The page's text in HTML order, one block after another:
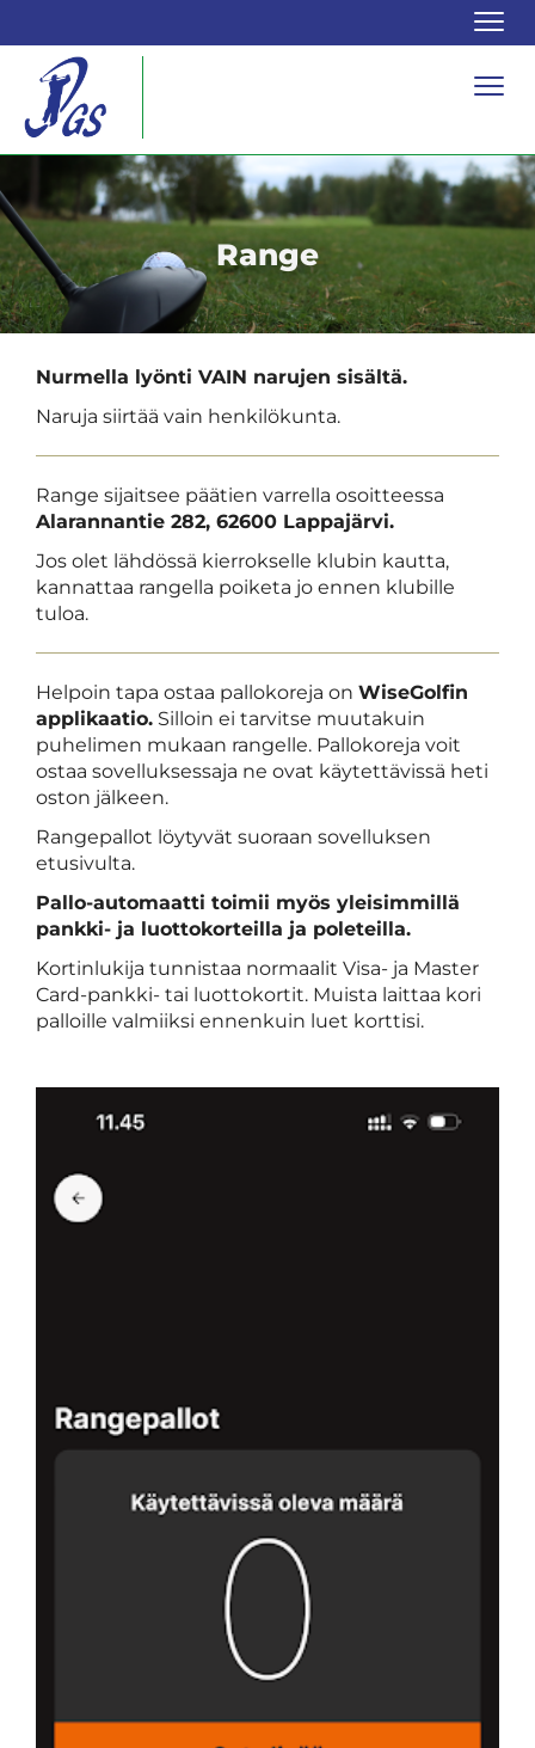
Range
Nurmella lyönti VAIN narujen sisältä.
Naruja siirtää vain henkilökunta.
​​​​​​​Range sijaitsee päätien varrella osoitteessa
Alarannantie 282, 62600 Lappajärvi.
Jos olet lähdössä kierrokselle klubin kautta,
kannattaa rangella poiketa jo ennen klubille
tuloa.
Helpoin tapa ostaa pallokoreja on WiseGolfin
applikaatio. Silloin ei tarvitse muutakuin
puhelimen mukaan rangelle. Pallokoreja voit
ostaa sovelluksessaja ne ovat käytettävissä heti
oston jälkeen.
Rangepallot löytyvät suoraan sovelluksen
etusivulta.
Pallo-automaatti toimii myös yleisimmillä
pankki- ja luottokorteilla ja poleteilla.
Kortinlukija tunnistaa normaalit Visa- ja Master
Card-pankki- tai luottokortit. Muista laittaa kori
palloille valmiiksi ennenkuin luet korttisi.